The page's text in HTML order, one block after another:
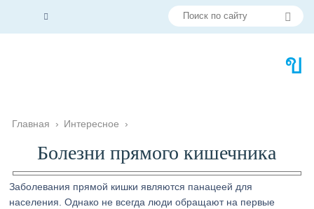
Главная › Интересное ›
Болезни прямого кишечника
Заболевания прямой кишки являются панацеей для
населения. Однако не всегда люди обращают на первые